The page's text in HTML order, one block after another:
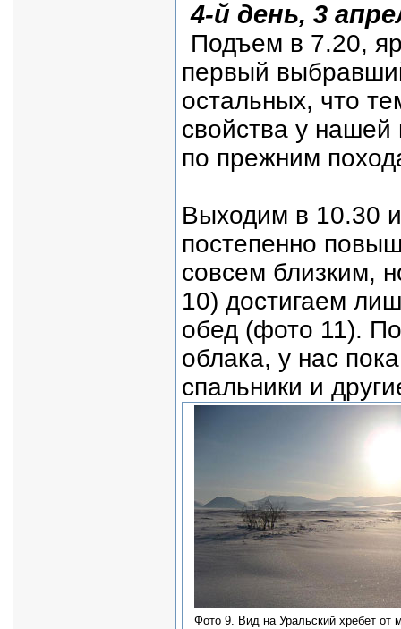
4-й день, 3
Подъем в 7.20,
первый
остальных, что
свойства у
по прежним
Выходим в 10.30
постепенно
совсем близким,
10) достигаем
обед (фото 11).
облака, у нас
спальники и
Фото 9. Вид на Уральский хребет от